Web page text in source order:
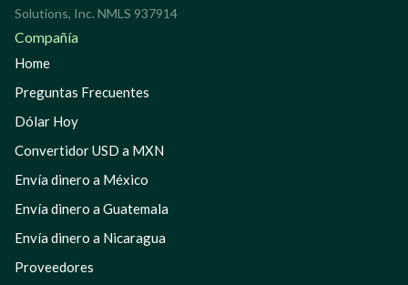
Solutions, Inc. NMLS 937914
Compañía
Home
Preguntas Frecuentes
Dólar Hoy
Convertidor USD a MXN
Envía dinero a México
Envía dinero a Guatemala
Envía dinero a Nicaragua
Proveedores